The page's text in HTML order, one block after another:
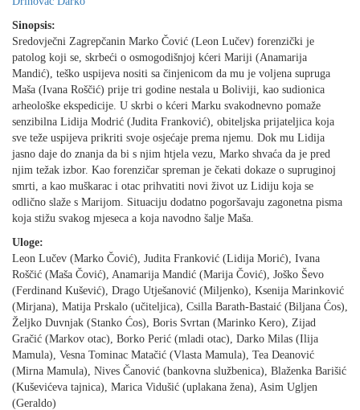
Sinopsis:
Sredovječni Zagrepčanin Marko Čović (Leon Lučev) forenzički je
patolog koji se, skrbeći o osmogodišnjoj kćeri Mariji (Anamarija
Mandić), teško uspijeva nositi sa činjenicom da mu je voljena supruga
Maša (Ivana Roščić) prije tri godine nestala u Boliviji, kao sudionica
arheološke ekspedicije. U skrbi o kćeri Marku svakodnevno pomaže
senzibilna Lidija Modrić (Judita Franković), obiteljska prijateljica koja
sve teže uspijeva prikriti svoje osjećaje prema njemu. Dok mu Lidija
jasno daje do znanja da bi s njim htjela vezu, Marko shvaća da je pred
njim težak izbor. Kao forenzičar spreman je čekati dokaze o supruginoj
smrti, a kao muškarac i otac prihvatiti novi život uz Lidiju koja se
odlično slaže s Marijom. Situaciju dodatno pogoršavaju zagonetna pisma
koja stižu svakog mjeseca a koja navodno šalje Maša.
Uloge:
Leon Lučev (Marko Čović), Judita Franković (Lidija Morić), Ivana
Roščić (Maša Čović), Anamarija Mandić (Marija Čović), Joško Ševo
(Ferdinand Kušević), Drago Utješanović (Miljenko), Ksenija Marinković
(Mirjana), Matija Prskalo (učiteljica), Csilla Barath-Bastaić (Biljana Ćos),
Željko Duvnjak (Stanko Ćos), Boris Svrtan (Marinko Kero), Zijad
Gračić (Markov otac), Borko Perić (mladi otac), Darko Milas (Ilija
Mamula), Vesna Tominac Matačić (Vlasta Mamula), Tea Deanović
(Mirna Mamula), Nives Čanović (bankovna službenica), Blaženka Barišić
(Kuševićeva tajnica), Marica Vidušić (uplakana žena), Asim Ugljen
(Geraldo)